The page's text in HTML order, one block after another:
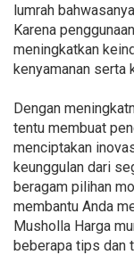
lumrah
Karena
meningkatkan
kenyamanan serta
Dengan
tentu membuat
menciptakan
keunggulan dari
beragam pilihan
membantu Anda
Musholla Harga
beberapa tips dan